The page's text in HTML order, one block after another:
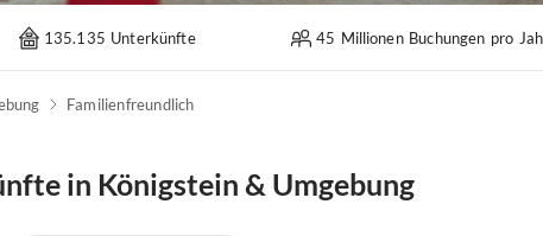
135.135 Unterkünfte 45 Millionen Buchungen pro
Familienfreundlich
in Königstein & Umgebung